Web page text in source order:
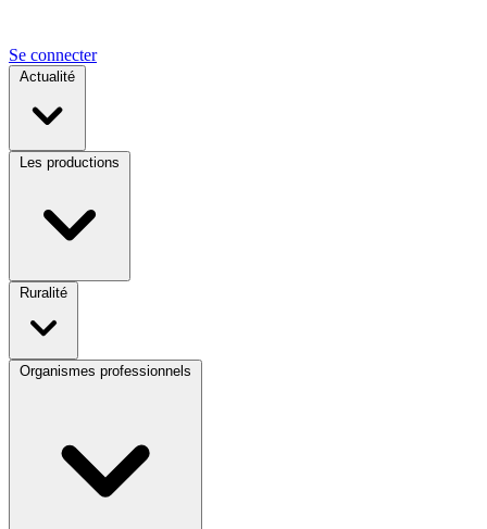
Se connecter
Actualité
Les productions
Ruralité
Organismes professionnels